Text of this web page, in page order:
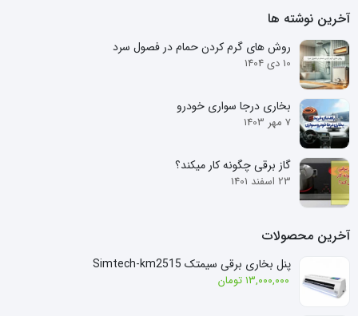
آخرین نوشته ها
روش های گرم کردن حمام در فصول سرد
10 دی 1404
بخاری درجا سواری خودرو
7 مهر 1403
گاز برقی چگونه کار میکند؟
23 اسفند 1401
آخرین محصولات
پنل بخاری برقی سیمتک Simtech-km2515
۱۳,۰۰۰,۰۰۰تومان